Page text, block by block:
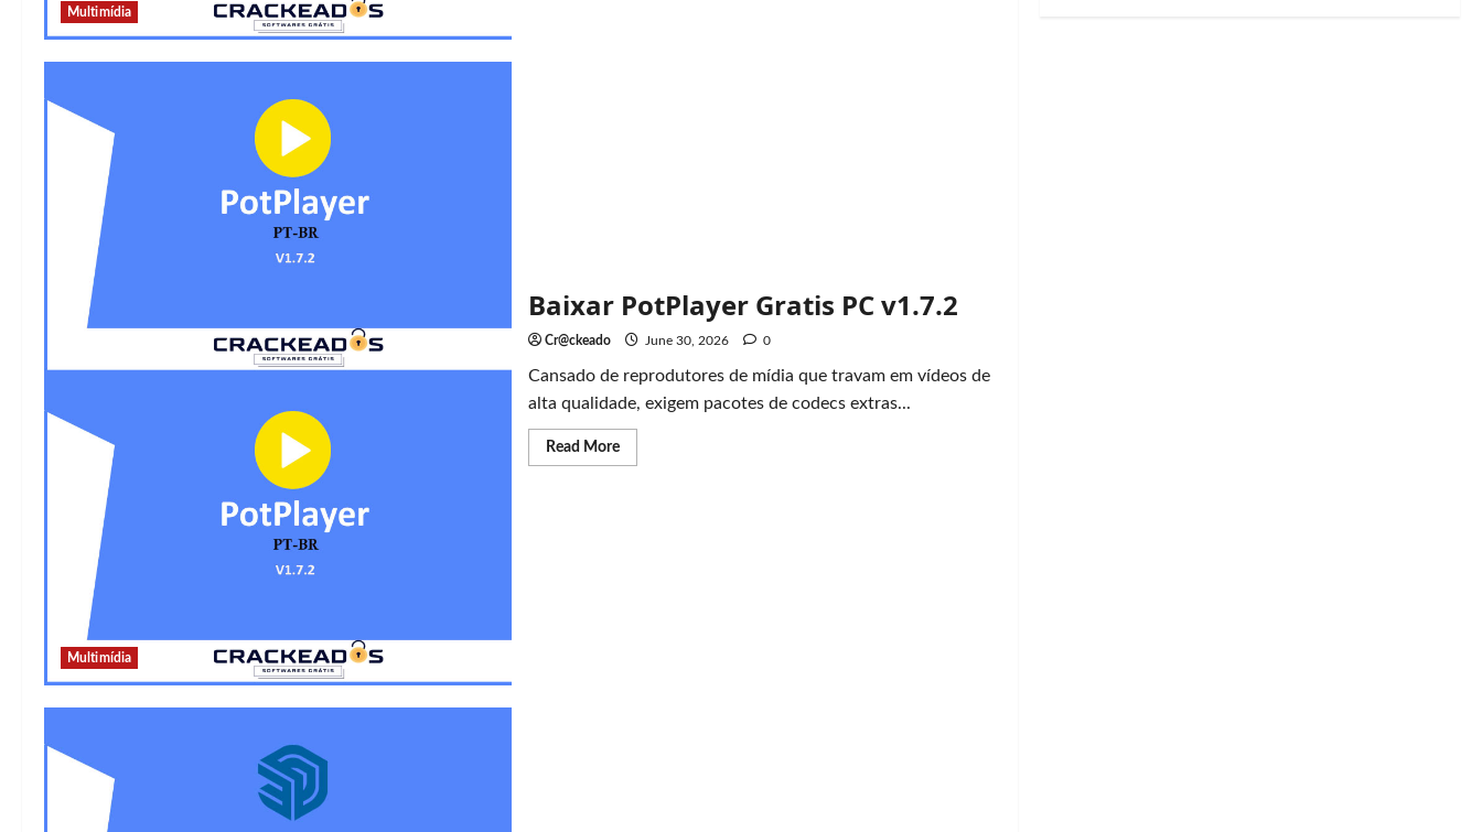
Multimídia
Multimídia
Baixar PotPlayer Gratis PC v1.7.2
Cr@ckeado June 30, 2026 0
Cansado de reprodutores de mídia que travam em vídeos de
alta qualidade, exigem pacotes de codecs extras...
Read MoreRead
more